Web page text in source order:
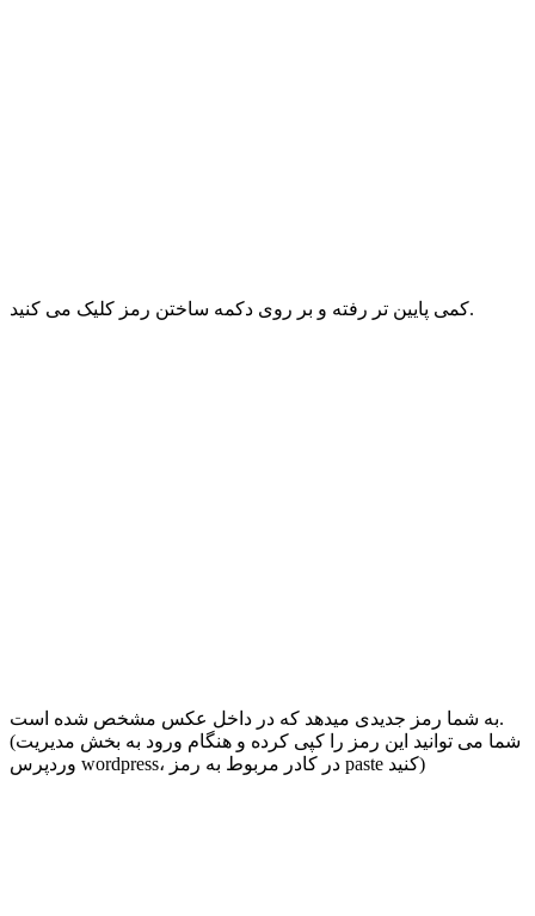
کمی پایین تر رفته و بر روی دکمه ساختن رمز کلیک می کنید.
به شما رمز جدیدی میدهد که در داخل عکس مشخص شده است.
(شما می توانید این رمز را کپی کرده و هنگام ورود به بخش مدیریت
وردپرس wordpress، در کادر مربوط به رمز paste کنید)